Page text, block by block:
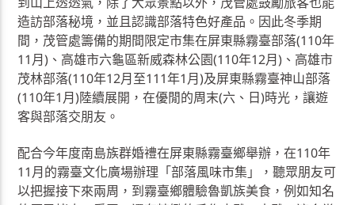
造訪部落秘境，並且認識部落特色好產品。因此冬季期
間，茂管處籌備的期間限定市集在屏東縣霧臺部落(110年
11月)、高雄市六龜區新威森林公園(110年12月)、高雄市
茂林部落(110年12月至111年1月)及屏東縣霧臺神山部落
(110年1月)陸續展開，在優閒的周末(六、日)時光，讓遊
客與部落交朋友。
配合今年度南島族群婚禮在屏東縣霧臺鄉舉辦，在110年
11月的霧臺文化廣場辦理「部落風味市集」，聽眾朋友可
以把握接下來兩周，到霧臺鄉體驗魯凱族美食，例如知名